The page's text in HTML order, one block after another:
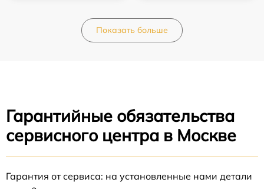
Показать больше
Гарантийные обязательства
сервисного центра в Москве
Гарантия от сервиса: на установленные нами детали